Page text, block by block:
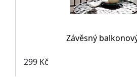
Závěsný
299 Kč